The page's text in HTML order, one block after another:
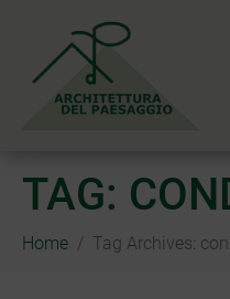
TAG:
Home Tag Archives: